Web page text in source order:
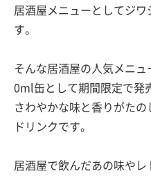
居酒屋メニューとしてジ
す。
そんな居酒屋の人気メニ
0ml缶として期間限定で発
さわやかな味と香りがた
ドリンクです。
居酒屋で飲んだあの味やレ